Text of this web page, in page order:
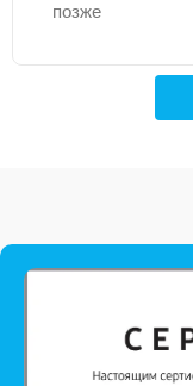
позже